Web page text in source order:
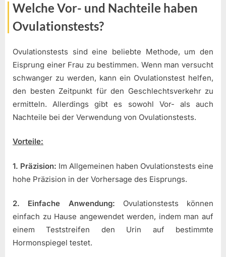
Welche Vor- und Nachteile haben
Ovulationstests?
Ovulationstests sind eine beliebte Methode, um den
Eisprung einer Frau zu bestimmen. Wenn man versucht
schwanger zu werden, kann ein Ovulationstest helfen,
den besten Zeitpunkt für den Geschlechtsverkehr zu
ermitteln. Allerdings gibt es sowohl Vor- als auch
Nachteile bei der Verwendung von Ovulationstests.
Vorteile:
1. Präzision: Im Allgemeinen haben Ovulationstests eine
hohe Präzision in der Vorhersage des Eisprungs.
2. Einfache Anwendung: Ovulationstests können
einfach zu Hause angewendet werden, indem man auf
einem Teststreifen den Urin auf bestimmte
Hormonspiegel testet.